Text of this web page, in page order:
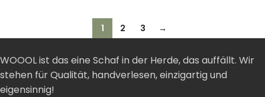
1 2 3 →
WOOOL ist das eine Schaf in der Herde, das auffällt. Wir
stehen für Qualität, handverlesen, einzigartig und
eigensinnig!